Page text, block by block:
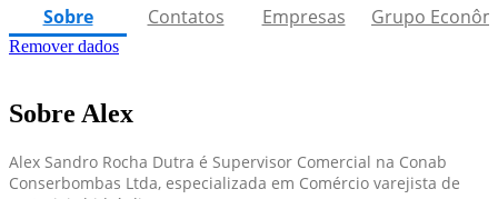
Sobre Contatos Empresas Grupo
Remover dados
Sobre Alex
Alex Sandro Rocha Dutra é Supervisor Comercial na Conab
Conserbombas Ltda, especializada em Comércio varejista de